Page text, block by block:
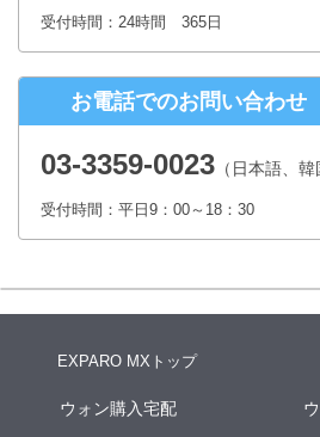
Eメール：info@c-square.co.jp
（受付時間は、平日9時～17時30分 但し
ます。）
個人情報を入力するにあたっての注意事項
回答ができない場合がございます。
本人が容易に認識できない方法による個人
クッキーやWebビーコン等を用いるなど
受付時間：24時間 365日
お電話でのお問い合わせ
03-3359-0023 （日本語、韓
受付時間：平日9：00～18：30
EXPARO MXトップ
ウォン購入宅配